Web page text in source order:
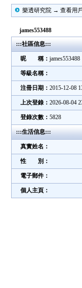
樂透研究院 → 查看用戶
james553488
:::社區信息:::
昵 稱： james553488
等級名稱：
注冊日期： 2015-12-08
上次登錄： 2026-08-04
登錄次數： 5828
:::生活信息:::
真實姓名：
性 別：
電子郵件：
個人主頁：